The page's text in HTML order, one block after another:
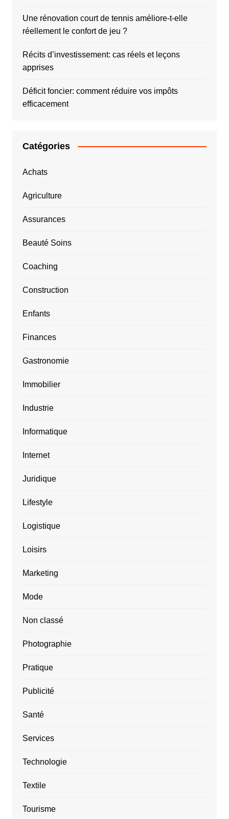
Une rénovation court de tennis améliore-t-elle
réellement le confort de jeu ?
Récits d’investissement: cas réels et leçons
apprises
Déficit foncier: comment réduire vos impôts
efficacement
Catégories
Achats
Agriculture
Assurances
Beauté Soins
Coaching
Construction
Enfants
Finances
Gastronomie
Immobilier
Industrie
Informatique
Internet
Juridique
Lifestyle
Logistique
Loisirs
Marketing
Mode
Non classé
Photographie
Pratique
Publicité
Santé
Services
Technologie
Textile
Tourisme